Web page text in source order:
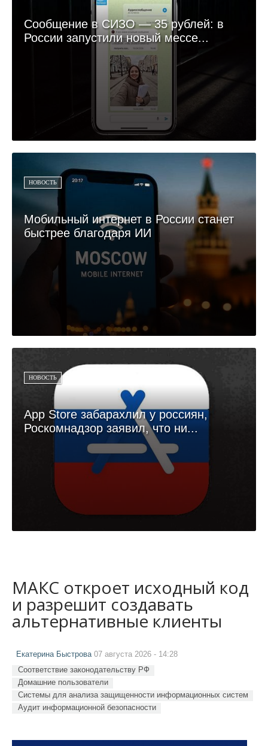
Сообщение в СИЗО — 35 рублей: в
России запустили новый мессе...
НОВОСТЬ
Мобильный интернет в России станет
быстрее благодаря ИИ
НОВОСТЬ
App Store забарахлил у россиян,
Роскомнадзор заявил, что ни...
МАКС откроет исходный код
и разрешит создавать
альтернативные клиенты
Екатерина Быстрова07 августа 2026 - 14:28
Соответствие законодательству РФ
Домашние пользователи
Системы для анализа защищенности информационных систем
Аудит информационной безопасности